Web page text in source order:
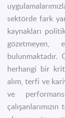
sektörde fark
kaynakları
gözetmeyen,
bulunmaktadır.
herhangi bir
alım, terfi ve
ve